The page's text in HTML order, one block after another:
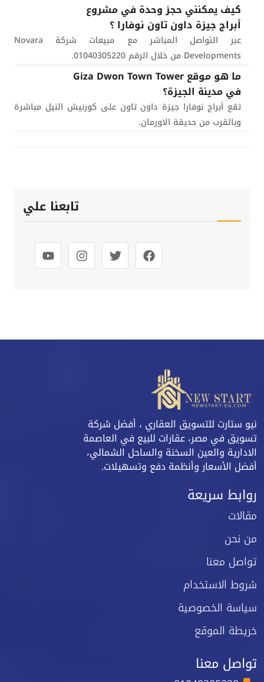
كيف يمكنني حجز وحدة في مشروع
أبراج جيزة داون تاون نوفارا ؟
عبر التواصل المباشر مع مبيعات شركة Novara
Developments من خلال الرقم 01040305220.
ما هو موقع Giza Dwon Town Tower
في مدينة الجيزة؟
تقع أبراج نوفارا جيزة داون تاون على كورنيش النيل مباشرة
وبالقرب من حديقة الاورمان.
تابعنا علي
نيو ستارت للتسويق العقاري ، أفضل شركة
تسويق في مصر، عقارات للبيع في العاصمة
الادارية والعين السخنة والساحل الشمالي،
أفضل الأسعار وأنظمة دفع وتسهيلات.
روابط سريعة
مقالات
من نحن
تواصل معنا
شروط الاستخدام
سياسة الخصوصية
خريطة الموقع
تواصل معنا